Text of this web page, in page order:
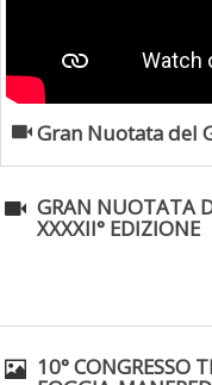
Gran Nuotata del
GRAN NUOTATA
XXXXII° EDIZIONE
10° CONGRESSO